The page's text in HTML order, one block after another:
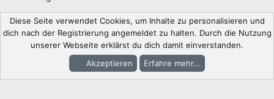
Diese Seite verwendet Cookies, um Inhalte zu personalisieren und
dich nach der Registrierung angemeldet zu halten. Durch die Nutzung
unserer Webseite erklärst du dich damit einverstanden.
Akzeptieren
Erfahre mehr...